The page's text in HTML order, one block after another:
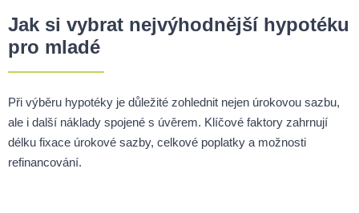
Jak si vybrat nejvýhodnější hypotéku
pro mladé
Při výběru hypotéky je důležité zohlednit nejen úrokovou sazbu,
ale i další náklady spojené s úvěrem. Klíčové faktory zahrnují
délku fixace úrokové sazby, celkové poplatky a možnosti
refinancování.